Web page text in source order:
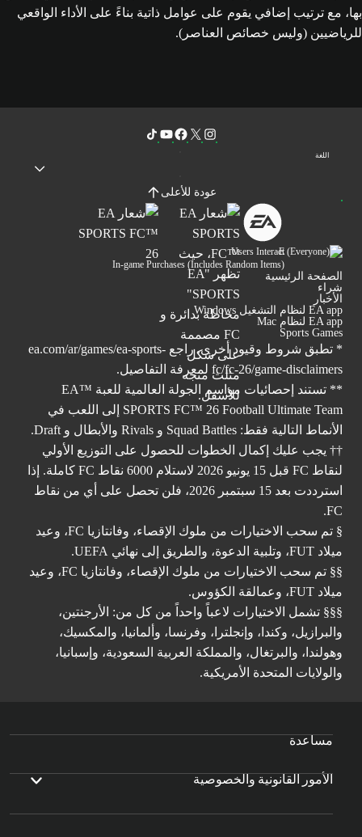
بها، مع ترتيب إضافي يقوم على عوامل ذاتية بناءً على الأداء الواقعي
للرياضيين (وليس خصائص العناصر).
اللغة
عودة للأعلى
Users Interact
In-game Purchases (Includes Random Items)
الصفحة الرئيسية
شراء
الأخبار
EA app لنظام التشغيل Windows
EA app لنظام Mac
Sports Games
* تطبق شروط وقيود أخرى. راجع ea.com/ar/games/ea-sports-
fc/fc-26/game-disclaimers لمعرفة التفاصيل.
** تستند إحصائيات مواسم الجولة العالمية للعبة ™EA
SPORTS FC™ 26 Football Ultimate Team إلى اللعب في
الأنماط التالية فقط: Squad Battles و Rivals والأبطال و Draft.
†† يجب عليك إكمال الخطوات للحصول على التوزيع الأولي
لنقاط FC قبل 15 يونيو 2026 لاستلام 6000 نقاط FC كاملة. إذا
استرددت بعد 15 سبتمبر 2026، فلن تحصل على أي من نقاط
FC.
§ تم سحب الاختيارات من ملوك الإقصاء، وفانتازيا FC، وعيد
ميلاد FUT، وتلبية الدعوة، والطريق إلى نهائي UEFA.
§§ تم سحب الاختيارات من ملوك الإقصاء، وفانتازيا FC، وعيد
ميلاد FUT، وعمالقة الكؤوس.
§§§ تشمل الاختيارات لاعباً واحداً من كل من: الأرجنتين،
والبرازيل، وكندا، وإنجلترا، وفرنسا، وألمانيا، والمكسيك،
وهولندا، والبرتغال، والمملكة العربية السعودية، وإسبانيا،
والولايات المتحدة الأمريكية.
مساعدة
الأمور القانونية والخصوصية